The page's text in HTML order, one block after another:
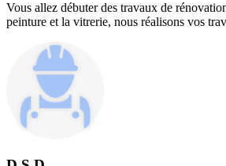
Vous allez débuter des travaux de
peinture et la vitrerie, nous réalisons vos